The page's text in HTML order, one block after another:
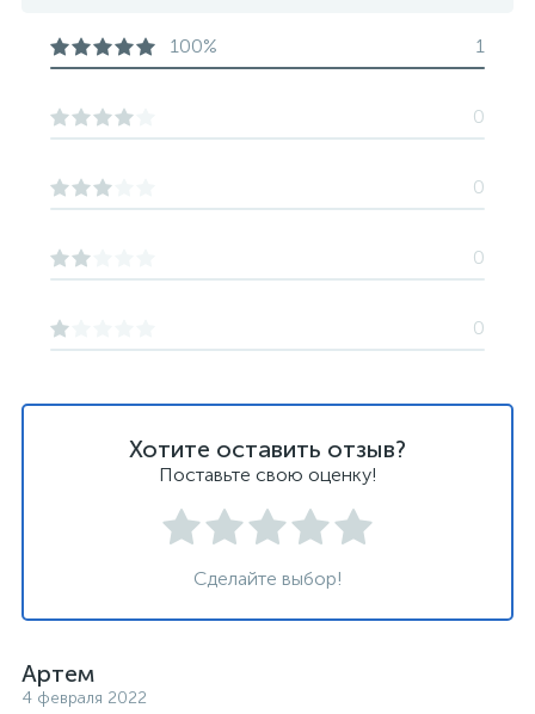
Хотите оставить отзыв?
Поставьте свою оценку!
Сделайте выбор!
Артем
4 февраля 2022
100% 1
0
0
0
0